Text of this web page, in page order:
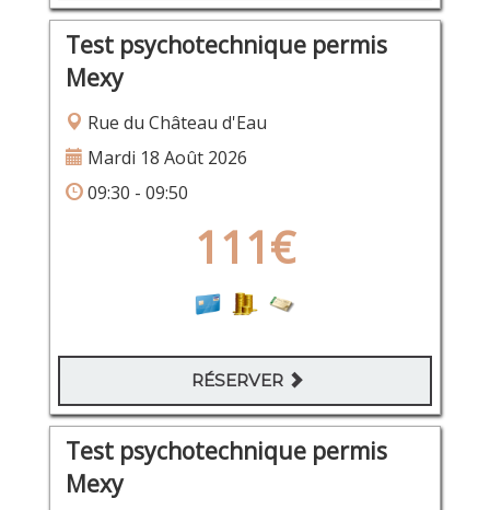
Test psychotechnique permis
Mexy
Rue du Château d'Eau
Mardi 18 Août 2026
09:30 - 09:50
111€
RÉSERVER
Test psychotechnique permis
Mexy